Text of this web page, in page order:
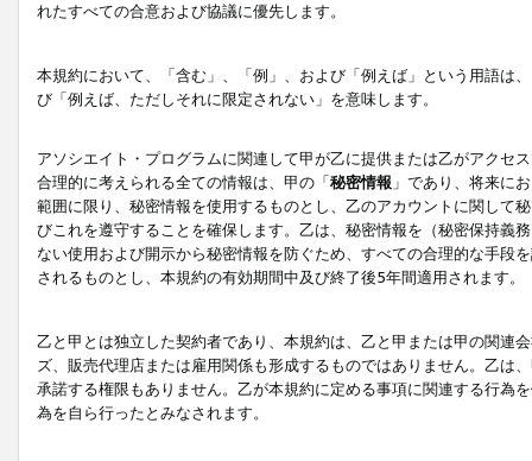
れたすべての合意および協議に優先します。
本規約において、「含む」、「例」、および「例えば」という用語は
び「例えば、ただしそれに限定されない」を意味します。
アソシエイト・プログラムに関連して甲が乙に提供または乙がアクセ
合理的に考えられる全ての情報は、甲の「秘密情報 」であり、将来に
範囲に限り、秘密情報を使用するものとし、乙のアカウントに関して
びこれを遵守することを確保します。乙は、秘密情報を（秘密保持義
ない使用および開示から秘密情報を防ぐため、すべての合理的な手段
されるものとし、本規約の有効期間中及び終了後5年間適用されます。
乙と甲とは独立した契約者であり、本規約は、乙と甲または甲の関連
ズ、販売代理店または雇用関係も形成するものではありません。乙は
承諾する権限もありません。乙が本規約に定める事項に関連する行為
為を自ら行ったとみなされます。